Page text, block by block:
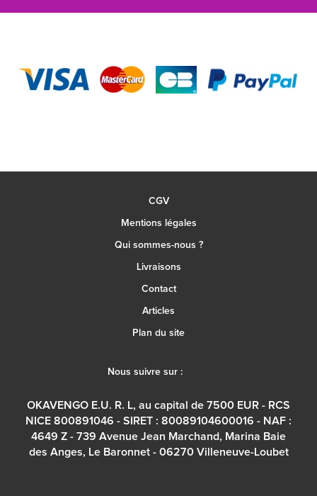
CGV
Mentions légales
Qui sommes-nous ?
Livraisons
Contact
Articles
Plan du site
Nous suivre sur :
OKAVENGO E.U. R. L, au capital de 7500 EUR - RCS
NICE 800891046 - SIRET : 80089104600016 - NAF :
4649 Z - 739 Avenue Jean Marchand, Marina Baie
des Anges, Le Baronnet - 06270 Villeneuve-Loubet